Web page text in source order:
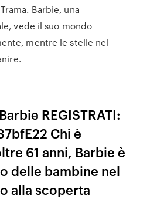
Barbie, una
vede il suo mondo
mentre le stelle nel
REGISTRATI:
Chi è
61 anni, Barbie è
delle bambine nel
alla scoperta